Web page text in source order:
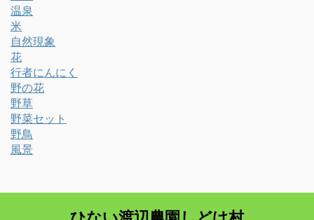
温泉
米
自然現象
花
行者にんにく
野の花
野草
野菜セット
野鳥
風景